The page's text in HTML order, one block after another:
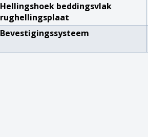
Hellingshoek beddingsvlak
rughellingsplaat
Bevestigingssysteem